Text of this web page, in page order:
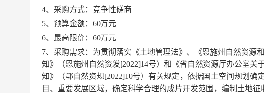
4、采购方式：竞争性磋商
5、预算金额： 60万元
6、最高限价： 60万元
7、采购需求 ： 为贯彻落实《土地管理法》、《恩施州自然资源
知》（恩施州自然资发[2022]14号）和《省自然资源厅办公室关
知》（鄂自然资规[2022]10号）有关规定，依据国土空间规划确
目、重要发展区域，确定科学合理的成片开发范围，编制土地征